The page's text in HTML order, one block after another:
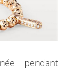
pendant